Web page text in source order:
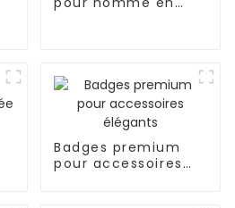
Badges premium
pour accessoires